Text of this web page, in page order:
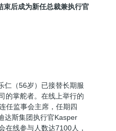
后成为新任总裁兼执行官
仁（56岁）已接替长期服
的掌舵者。在线上举行的
任监事会主席，任期四
达斯集团执行官Kasper
在线参与人数达7100人，